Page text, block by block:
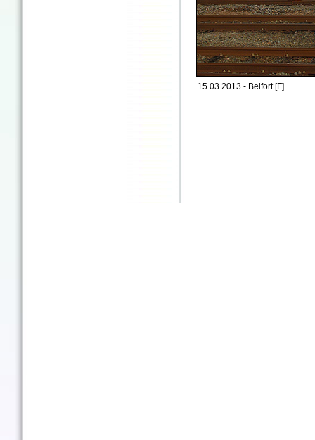
15.03.2013 - Belfort [F]